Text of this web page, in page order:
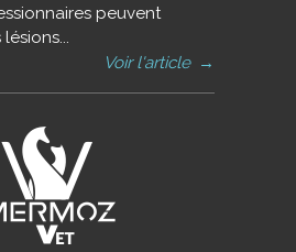
peuvent
Voir l'article →